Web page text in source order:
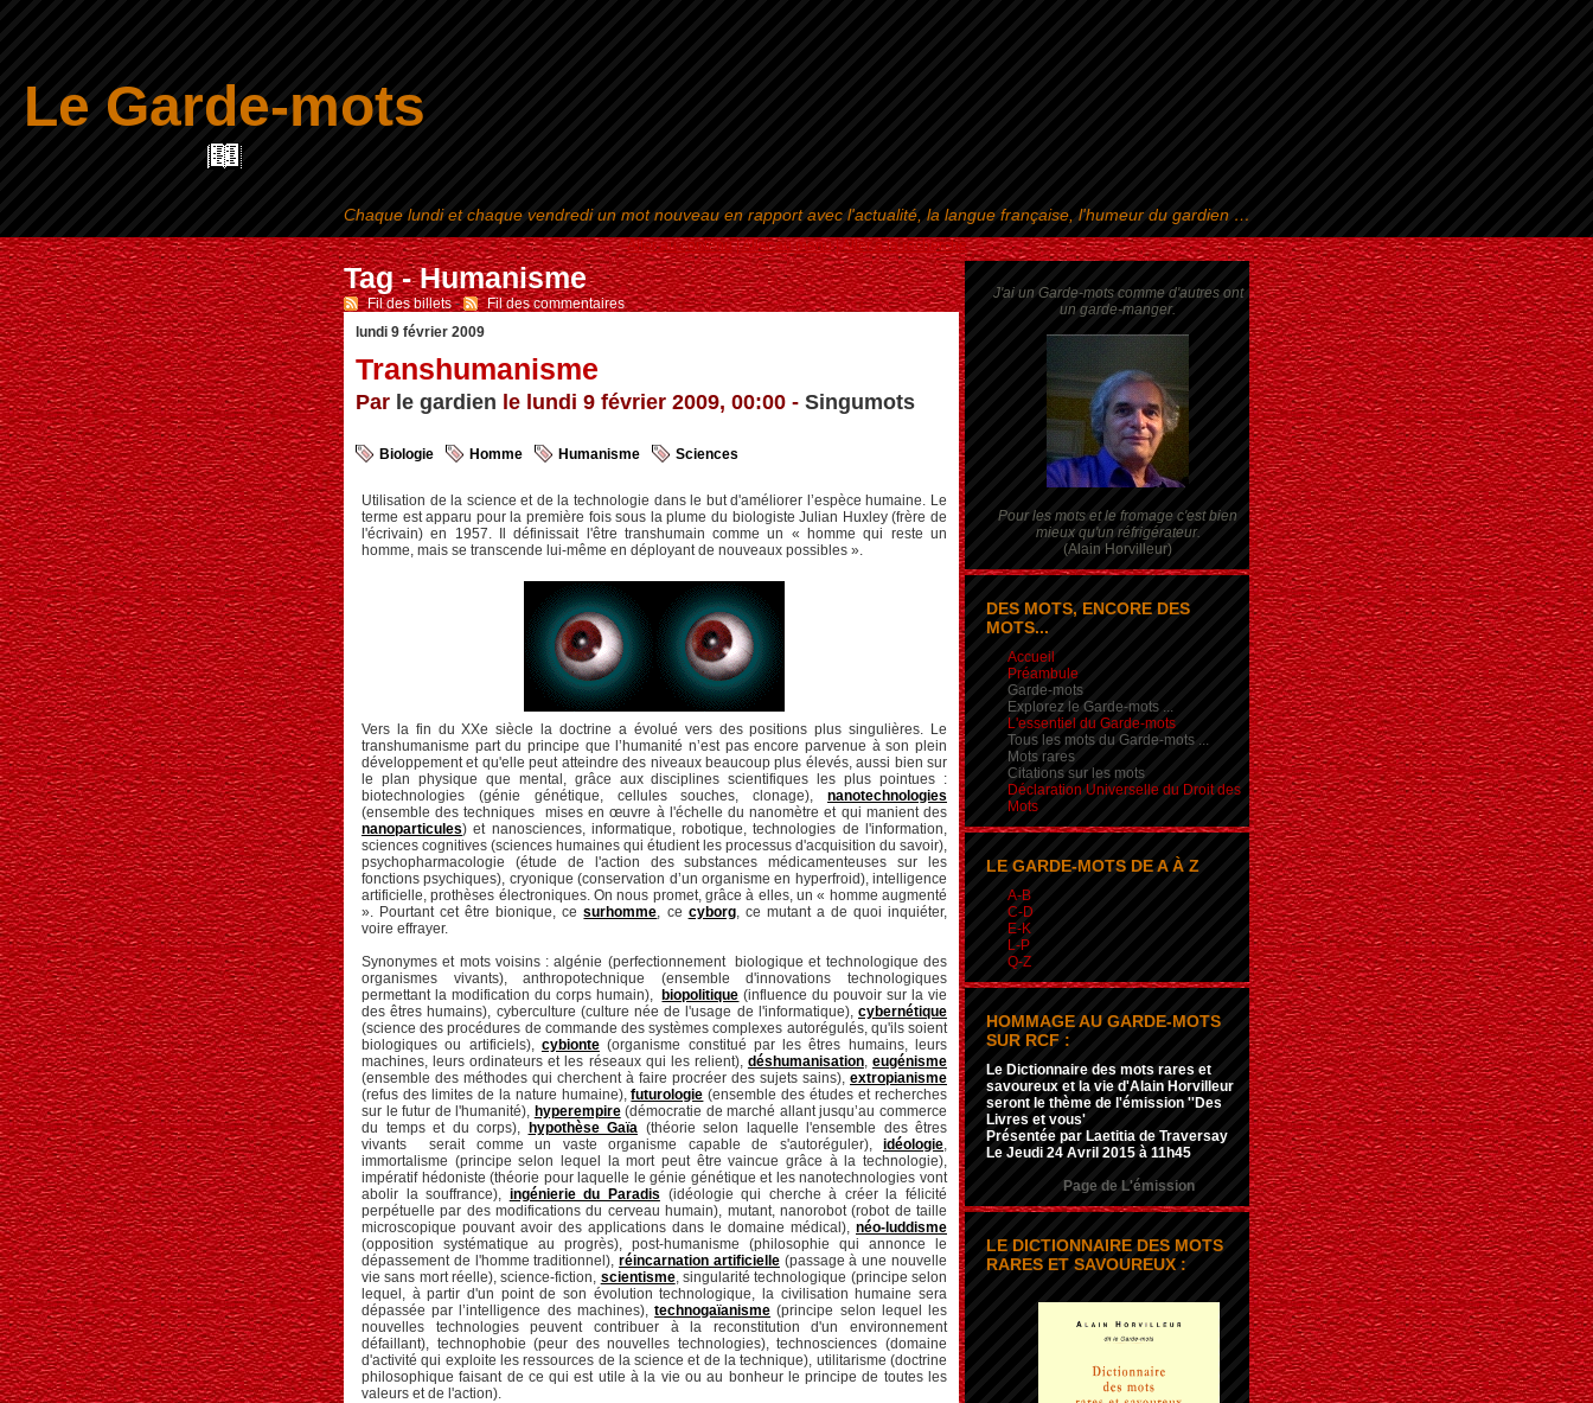
Le Garde-mots
Aller au contenu|Aller au menu|Aller à la recherche
Tag - Humanisme
Fil des billets-
Fil des commentaires
lundi 9 février 2009
Transhumanisme
Par le gardien le lundi 9 février 2009, 00:00 - Singumots
Biologie Homme Humanisme Sciences
Utilisation de la science et de la technologie dans le but d'améliorer l’espèce humaine. Le
terme est apparu pour la première fois sous la plume du biologiste Julian Huxley (frère de
l'écrivain) en 1957. Il définissait l'être transhumain comme un « homme qui reste un
homme, mais se transcende lui-même en déployant de nouveaux possibles ».
Vers la fin du XXe siècle la doctrine a évolué vers des positions plus singulières. Le
transhumanisme part du principe que l’humanité n’est pas encore parvenue à son plein
développement et qu'elle peut atteindre des niveaux beaucoup plus élevés, aussi bien sur
le plan physique que mental, grâce aux disciplines scientifiques les plus pointues :
biotechnologies (génie génétique, cellules souches, clonage), nanotechnologies
(ensemble des techniques mises en œuvre à l'échelle du nanomètre et qui manient des
nanoparticules) et nanosciences, informatique, robotique, technologies de l'information,
sciences cognitives (sciences humaines qui étudient les processus d'acquisition du savoir),
psychopharmacologie (étude de l'action des substances médicamenteuses sur les
fonctions psychiques), cryonique (conservation d’un organisme en hyperfroid), intelligence
artificielle, prothèses électroniques. On nous promet, grâce à elles, un « homme augmenté
». Pourtant cet être bionique, cesurhomme, ce cyborg, ce mutant a de quoi inquiéter,
voire effrayer.
Synonymes et mots voisins : algénie (perfectionnement biologique et technologique des
organismes vivants), anthropotechnique (ensemble d'innovations technologiques
permettant la modification du corps humain),
biopolitique (influence du pouvoir sur la vie
des êtres humains), cyberculture (culture née de l'usage de l'informatique), cybernétique
(science des procédures de commande des systèmes complexes autorégulés, qu'ils soient
biologiques ou artificiels), cybionte(organisme constitué par les êtres humains, leurs
machines, leurs ordinateurs et les réseaux qui les relient), déshumanisation,eugénisme
(ensemble des méthodes qui cherchent à faire procréer des sujets sains), extropianisme
(refus des limites de la nature humaine),futurologie (ensemble des études et recherches
sur le futur de l'humanité), hyperempire(démocratie de marché allant jusqu’au commerce
du temps et du corps),
hypothèse Gaïa (théorie selon laquelle l'ensemble des êtres
vivants serait comme un vaste organisme capable de s'autoréguler), idéologie,
immortalisme (principe selon lequel la mort peut être vaincue grâce à la technologie),
impératif hédoniste (théorie pour laquelle le génie génétique et les nanotechnologies vont
abolir la souffrance), ingénierie du Paradis (idéologie qui cherche à créer la félicité
perpétuelle par des modifications du cerveau humain), mutant, nanorobot (robot de taille
microscopique pouvant avoir des applications dans le domaine médical), néo-luddisme
(opposition systématique au progrès), post-humanisme (philosophie qui annonce le
dépassement de l'homme traditionnel),réincarnation artificielle(passage à une nouvelle
vie sans mort réelle), science-fiction, scientisme, singularité technologique (principe selon
lequel, à partir d'un point de son évolution technologique, la civilisation humaine sera
dépassée par l’intelligence des machines),technogaïanisme (principe selon lequel les
nouvelles technologies peuvent contribuer à la reconstitution d'un environnement
défaillant), technophobie (peur des nouvelles technologies), technosciences (domaine
d'activité qui exploite les ressources de la science et de la technique), utilitarisme (doctrine
philosophique faisant de ce qui est utile à la vie ou au bonheur le principe de toutes les
valeurs et de l'action).
Chaque lundi et chaque vendredi un mot nouveau en rapport avec l'actualité, la langue française, l'humeur du gardien …
J'ai un Garde-mots comme d'autres ont
un garde-manger.
Pour les mots et le fromage c'est bien
mieux qu'un réfrigérateur.
(Alain Horvilleur)
DES MOTS, ENCORE DES
MOTS...
Accueil
Préambule
Garde-mots
Explorez le Garde-mots ...
L'essentiel du Garde-mots
Tous les mots du Garde-mots ...
Mots rares
Citations sur les mots
Déclaration Universelle du Droit des
Mots
LE GARDE-MOTS DE A À Z
A-B
C-D
E-K
L-P
Q-Z
HOMMAGE AU GARDE-MOTS
SUR RCF :
Le Dictionnaire des mots rares et
savoureux et la vie d'Alain Horvilleur
seront le thème de l'émission ''Des
Livres et vous'
Présentée par Laetitia de Traversay
Le Jeudi 24 Avril 2015 à 11h45
Page de L'émission
LE DICTIONNAIRE DES MOTS
RARES ET SAVOUREUX :